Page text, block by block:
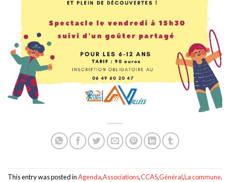
This entry was posted inAgenda,Associations,CCAS,Général,La commune.